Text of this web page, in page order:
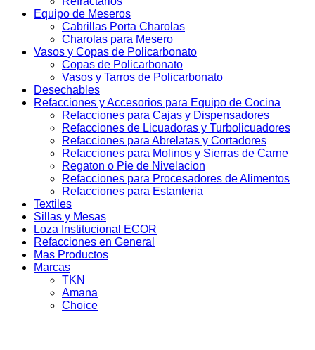
Equipo de Meseros
Cabrillas Porta Charolas
Charolas para Mesero
Vasos y Copas de Policarbonato
Copas de Policarbonato
Vasos y Tarros de Policarbonato
Desechables
Refacciones y Accesorios para Equipo de Cocina
Refacciones para Cajas y Dispensadores
Refacciones de Licuadoras y Turbolicuadores
Refacciones para Abrelatas y Cortadores
Refacciones para Molinos y Sierras de Carne
Regaton o Pie de Nivelacion
Refacciones para Procesadores de Alimentos
Refacciones para Estanteria
Textiles
Sillas y Mesas
Loza Institucional ECOR
Refacciones en General
Mas Productos
Marcas
TKN
Amana
Choice